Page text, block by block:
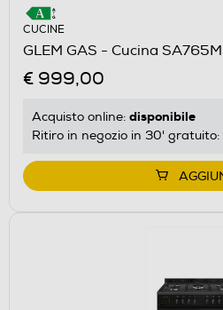
CUCINE
GLEM GAS - Cucina
€ 999,00
Acquisto online: disponibile
Ritiro in negozio in 30' gratuito: